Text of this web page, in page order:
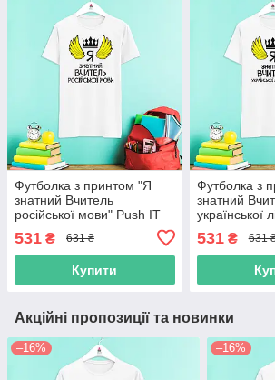
Футболка з принтом "Я
знатний Вчитель
російської мови" Push IT
531 ₴ 631 ₴
Купити
Футболка з
знатний
української
531₴ 631
Акційні пропозиції та новинки
–16% –16%